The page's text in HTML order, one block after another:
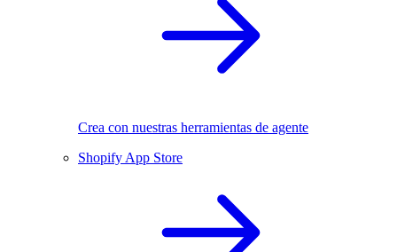
Crea con nuestras herramientas de agente
Shopify App Store